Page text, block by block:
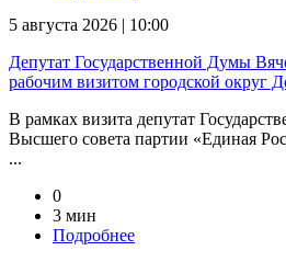
5 августа 2026 | 10:00
Депутат Государственной Думы
рабочим визитом городской округ
В рамках визита депутат
Высшего совета партии «Единая
...
0
3 мин
Подробнее